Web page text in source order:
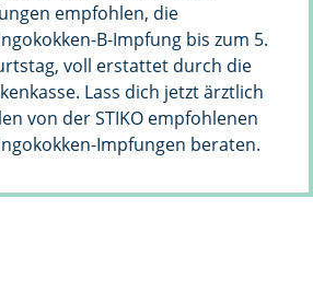
empfohlen, die
B-Impfung bis zum 5.
voll erstattet durch die
Lass dich jetzt ärztlich
von der STIKO empfohlenen
Impfungen beraten.